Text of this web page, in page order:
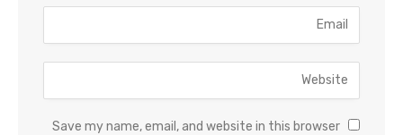
Save my name, email, and website in this browser